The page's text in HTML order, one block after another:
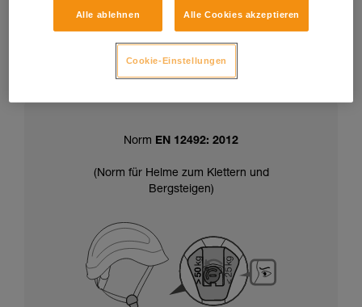
Die Wahl der Haltekraft des Kinnbands
bestimmt auch die Zertifizierung
Norm EN 12492: 2012
(Norm für Helme zum Klettern und
Bergsteigen)
Alle ablehnen Alle Cookies akzeptieren
Cookie-Einstellungen